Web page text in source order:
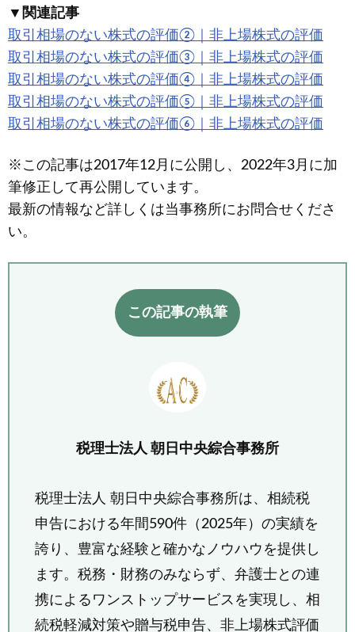
▼関連記事
取引相場のない株式の評価②｜非上場株式の評価
取引相場のない株式の評価③｜非上場株式の評価
取引相場のない株式の評価④｜非上場株式の評価
取引相場のない株式の評価⑤｜非上場株式の評価
取引相場のない株式の評価⑥｜非上場株式の評価
※この記事は2017年12月に公開し、2022年3月に加
筆修正して再公開しています。
最新の情報など詳しくは当事務所にお問合せくださ
い。
この記事の執筆
税理士法人 朝日中央綜合事務所
税理士法人 朝日中央綜合事務所は、相続税
申告における年間590件（2025年）の実績を
誇り、豊富な経験と確かなノウハウを提供し
ます。税務・財務のみならず、弁護士との連
携によるワンストップサービスを実現し、相
続税軽減対策や贈与税申告、非上場株式評価